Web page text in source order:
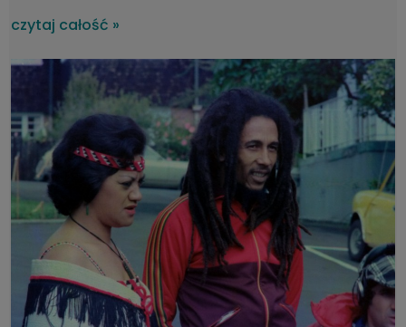
Sztokholmu, Londynu, Dublina i Madrytu. Wyprzedane bilety
jedynie potwierdzają, że pochodzący z Kanady Abel Tesfaye
czytaj całość »